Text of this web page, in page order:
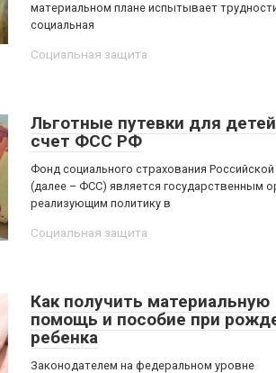
материальном плане испытывает
социальная
Социальная защита
Льготные путевки для
счет ФСС РФ
Фонд социального страхования
(далее – ФСС) является государственным
реализующим политику в
Социальная защита
Как получить материальную
помощь и пособие при
ребенка
Законодателем на федеральном уровне